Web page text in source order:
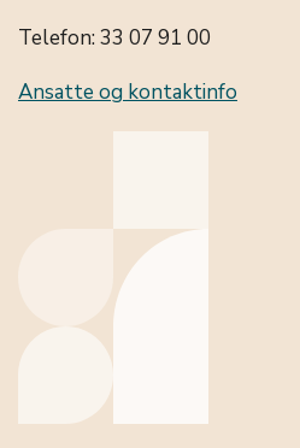
Telefon: 33 07 91 00
Ansatte og kontaktinfo